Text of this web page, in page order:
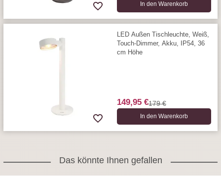
In den Warenkorb
LED Außen Tischleuchte, Weiß,
Touch-Dimmer, Akku, IP54, 36
cm Höhe
149,95 €179 €
In den Warenkorb
Das könnte Ihnen gefallen